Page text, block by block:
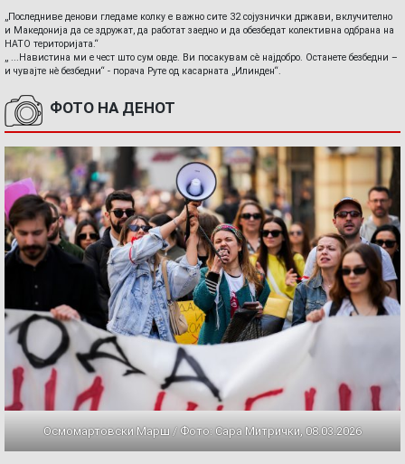
„Последниве денови гледаме колку е важно сите 32 сојузнички држави, вклучително
и Македонија да се здружат, да работат заедно и да обезбедат колективна одбрана на
НАТО територијата.“
„ ...Навистина ми е чест што сум овде. Ви посакувам сè најдобро. Останете безбедни –
и чувајте нè безбедни“ - порача Руте од касарната „Илинден“.
ФОТО НА ДЕНОТ
Осмомартовски Марш / Фото: Сара Митрички, 08.03.2026